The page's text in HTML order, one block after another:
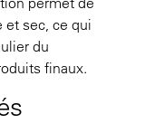
et sec, ce qui
du
finaux.